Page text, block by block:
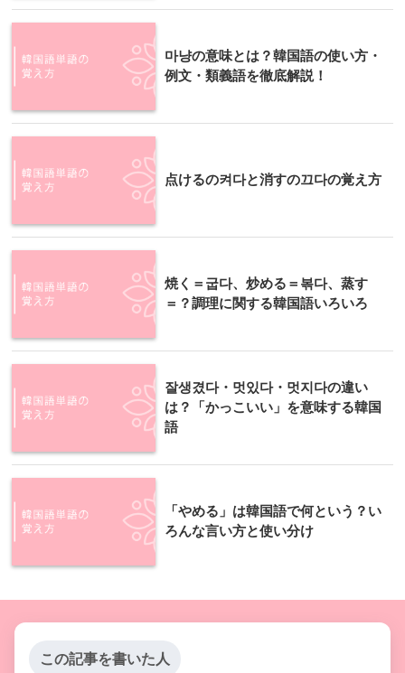
마냥の意味とは？韓国語の使い方・
例文・類義語を徹底解説！
点けるの켜다と消すの끄다の覚え方
焼く＝굽다、炒める＝볶다、蒸す
＝？調理に関する韓国語いろいろ
잘생겼다・멋있다・멋지다の違い
は？「かっこいい」を意味する韓国
語
「やめる」は韓国語で何という？い
ろんな言い方と使い分け
この記事を書いた人